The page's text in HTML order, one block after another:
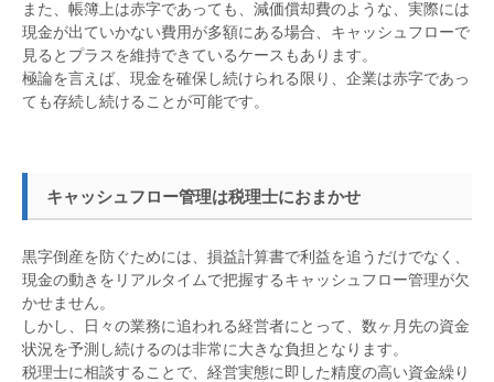
また、帳簿上は赤字であっても、減価償却費のような、実際には
現金が出ていかない費用が多額にある場合、キャッシュフローで
見るとプラスを維持できているケースもあります。
極論を言えば、現金を確保し続けられる限り、企業は赤字であっ
ても存続し続けることが可能です。
キャッシュフロー管理は税理士におまかせ
黒字倒産を防ぐためには、損益計算書で利益を追うだけでなく、
現金の動きをリアルタイムで把握するキャッシュフロー管理が欠
かせません。
しかし、日々の業務に追われる経営者にとって、数ヶ月先の資金
状況を予測し続けるのは非常に大きな負担となります。
税理士に相談することで、経営実態に即した精度の高い資金繰り